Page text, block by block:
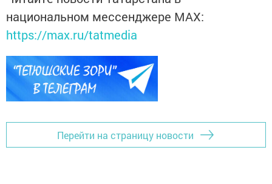
национальном мессенджере MАХ:
https://max.ru/tatmedia
Перейти на страницу новости